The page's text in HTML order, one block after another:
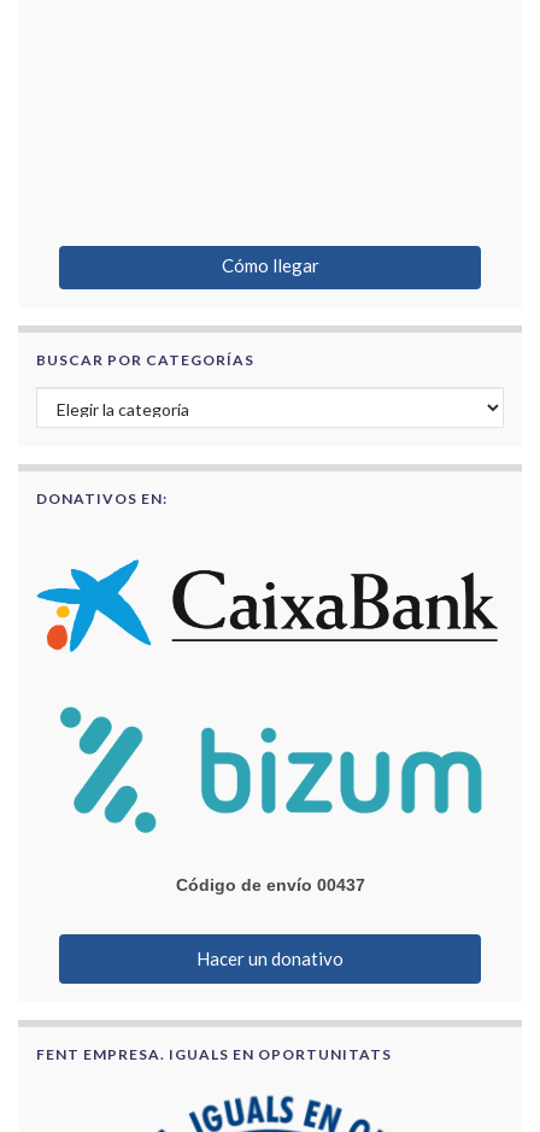
Cómo llegar
BUSCAR POR CATEGORÍAS
Buscar por categorías
DONATIVOS EN:
Código de envío 00437
Hacer un donativo
FENT EMPRESA. IGUALS EN OPORTUNITATS